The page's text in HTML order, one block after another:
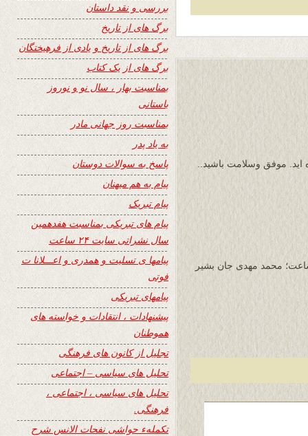
اید. موفق وسلامت باشید..
محمد مهدی جان بشیر
بررسی و نقد داستان
برگ های از تاریخ
برگ های از تاریخ و یادی از فرهیختگان
برگ های از یک کتاب
بمناسبت بهار ، سال نو و نوروز
باستانی
بمناسبت روز جهانی مادر
به یاد پدر
پاسخ به سوالات دوستان
پیام به هم میهنان
پیام تبریک
پیام های تبریکی بمناسبت هفدهمین
سال نشراتی سایت ۲۴ ساعت
پیامها ی تسلیت و همدری و اعـــلانا ت
فوتی
پیامهای تبریکی
پیشنهادات ، انتقادات و خواسته های
هموطنان
تجلیل از کانون های فرهنگی
تحلیل های سیاسی – اجتماعی
تحلیل های سیاسی ، اجتماعی ،
فرهنگی.
تکملهء حواشی نفحات الانس شرح